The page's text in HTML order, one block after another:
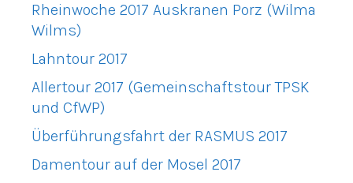
Rheinwoche 2017 Auskranen Porz (Wilma
Wilms)
Lahntour 2017
Allertour 2017 (Gemeinschaftstour TPSK
und CfWP)
Überführungsfahrt der RASMUS 2017
Damentour auf der Mosel 2017